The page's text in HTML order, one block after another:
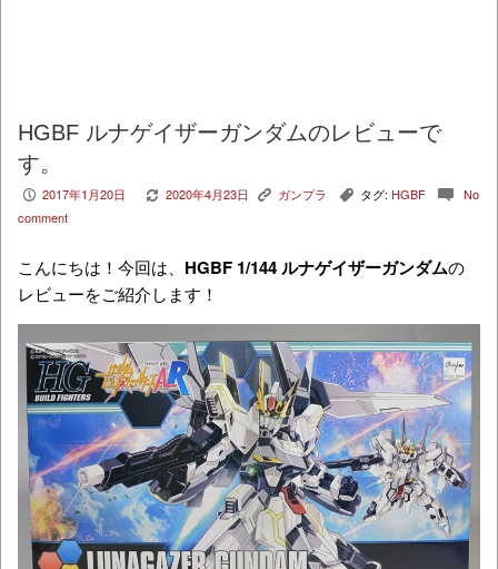
HGBF ルナゲイザーガンダムのレビューで
す。
P 2017年1月20日 V 2020年4月23日 K ガンプラ , タグ: HGBF c No
comment
こんにちは！今回は、 HGBF 1/144 ルナゲイザーガンダムの
レビューをご紹介します！